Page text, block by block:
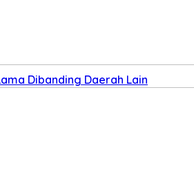
Dibanding Daerah Lain